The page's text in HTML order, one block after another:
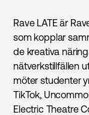
Rave LATE är
som kopplar
de kreativa
nätverkstillfällen
möter studenter
TikTok,
Electric Theatre